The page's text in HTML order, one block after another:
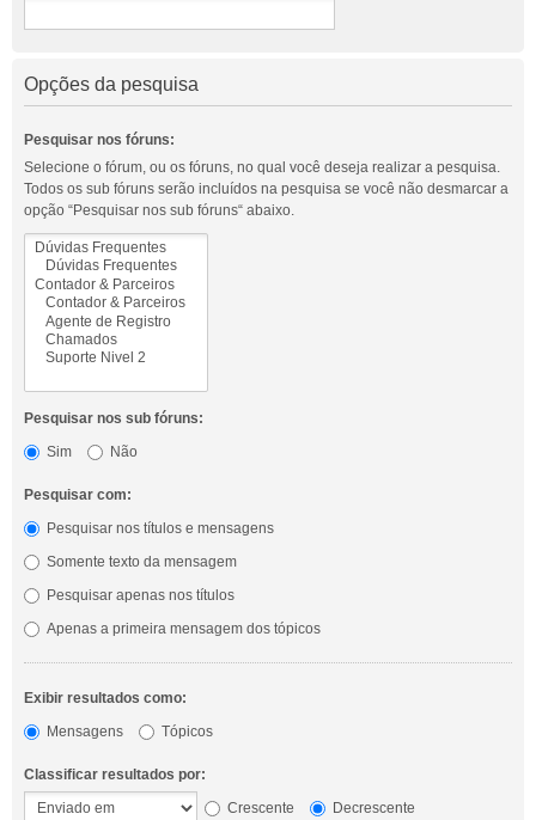
Opções da pesquisa
Pesquisar nos fóruns:
Selecione o fórum, ou os fóruns, no qual você deseja realizar a pesquisa.
Todos os sub fóruns serão incluídos na pesquisa se você não desmarcar a
opção “Pesquisar nos sub fóruns“ abaixo.
Pesquisar nos sub fóruns:
Sim
Não
Pesquisar com:
Pesquisar nos títulos e mensagens
Somente texto da mensagem
Pesquisar apenas nos títulos
Apenas a primeira mensagem dos tópicos
Exibir resultados como:
Mensagens
Tópicos
Classificar resultados por:
Crescente
Decrescente